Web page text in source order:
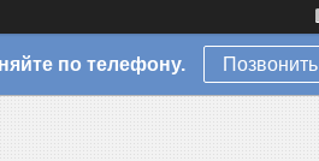
по телефону. Позвонить